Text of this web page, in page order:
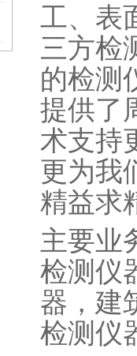
工、表
三方检
的检测
提供了
术支持
更为我
精益求
主要业
检测仪
器，建
检测仪